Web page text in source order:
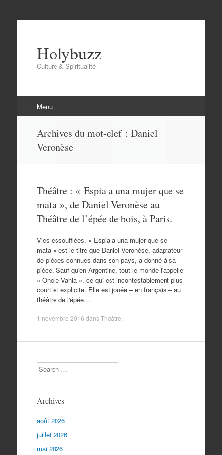
Holybuzz
Culture & Spiritualité
Menu
contenu
Archives du mot-clef : Daniel
Veronèse
Théâtre : « Espia a una mujer que se
mata », de Daniel Veronèse au
Théâtre de l’épée de bois, à Paris.
Vies essoufflées. « Espia a una mujer que se
mata » est le titre que Daniel Veronèse, adaptateur
de pièces connues dans son pays, a donné à sa
pièce. Sauf qu'en Argentine, tout le monde l'appelle
« Oncle Vania », ce qui est incontestablement plus
court et explicite. Elle est jouée – en français – au
théâtre de l'épée…
1 novembre 2016 dansThéâtre
Search
Archives
août 2026
juillet 2026
mai 2026